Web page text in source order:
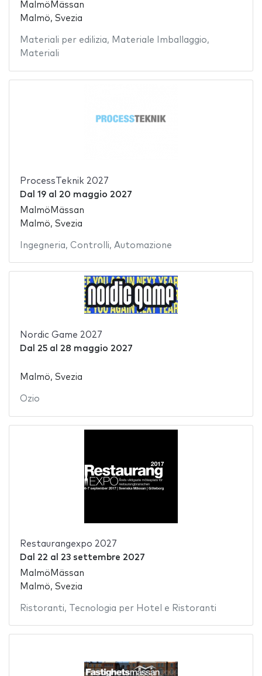
MalmöMässan
Malmö, Svezia
Materiali per edilizia, Materiale Imballaggio,
Materiali
ProcessTeknik 2027
Dal 19al 20 maggio 2027
MalmöMässan
Malmö, Svezia
Ingegneria, Controlli, Automazione
Nordic Game 2027
Dal 25al 28 maggio 2027
Malmö, Svezia
Ozio
Restaurangexpo 2027
Dal 22 al 23 settembre 2027
MalmöMässan
Malmö, Svezia
Ristoranti, Tecnologia per Hotel e Ristoranti